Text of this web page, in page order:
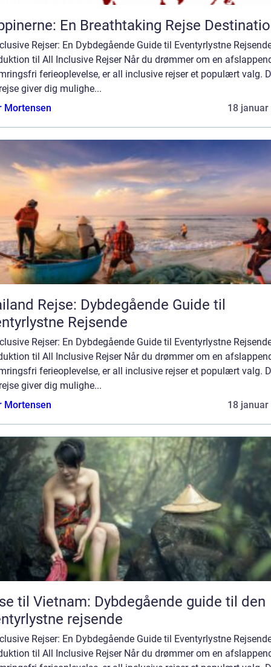
En Breathtaking Rejse
Rejser: En Dybdegående Guide til Eventyrlystne
til All Inclusive Rejser Når du drømmer om en
ferieoplevelse, er all inclusive rejser et populært valg.
giver dig mulighe...
Mortensen
18 januar
Rejse: Dybdegående Guide til
Rejsende
Rejser: En Dybdegående Guide til Eventyrlystne
til All Inclusive Rejser Når du drømmer om en
ferieoplevelse, er all inclusive rejser et populært valg.
giver dig mulighe...
Mortensen
18 januar
til Vietnam: Dybdegående guide til den
rejsende
Rejser: En Dybdegående Guide til Eventyrlystne
til All Inclusive Rejser Når du drømmer om en